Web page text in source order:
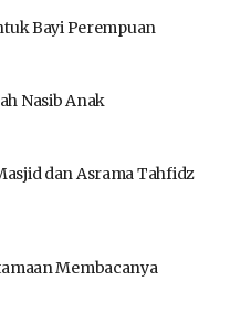
Bayi Perempuan
Nasib Anak
dan Asrama Tahfidz
Membacanya